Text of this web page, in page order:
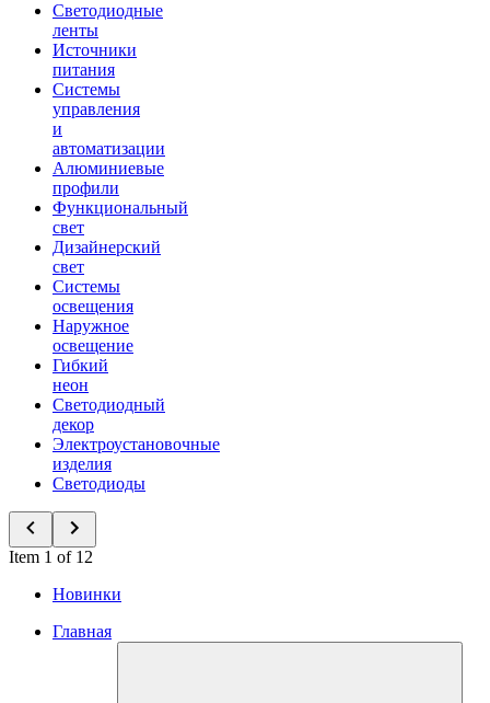
Светодиодные
ленты
Источники
питания
Системы
управления
и
автоматизации
Алюминиевые
профили
Функциональный
свет
Дизайнерский
свет
Системы
освещения
Наружное
освещение
Гибкий
неон
Светодиодный
декор
Электроустановочные
изделия
Светодиоды
Item 1 of 12
Новинки
Главная